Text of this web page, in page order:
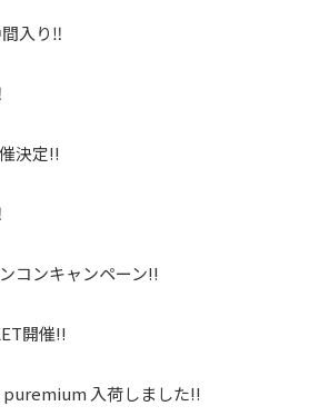
入り‼
決定!!
コンキャンペーン!!
開催!!
入荷しました!!